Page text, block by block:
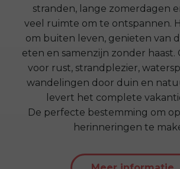
stranden, lange zomerdagen
veel ruimte om te ontspannen.
om buiten leven, genieten van
eten en samenzijn zonder
voor rust, strandplezier,
wandelingen door duin en
levert het complete
De perfecte bestemming om
herinneringen te